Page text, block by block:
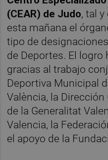
(CEAR) de Judo, tal
esta mañana el
tipo de
de Deportes. El logro
gracias al trabajo
Deportiva Municipal
València, la
de la Generalitat
Valencia, la
el apoyo de la